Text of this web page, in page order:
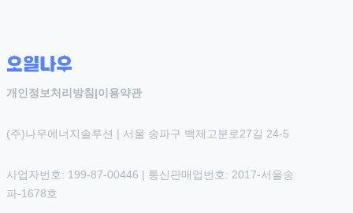
개인정보처리방침 |이용약관
(주)나우에너지솔루션 | 서울 송파구 백제고분로27길 24-5
사업자번호: 199-87-00446 | 통신판매업번호: 2017-서울송
파-1678호